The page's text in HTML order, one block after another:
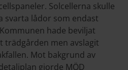
Solcellerna skulle
svarta lådor som endast
hade beviljat
trädgården men avslagit
Mot bakgrund av
gjorde MÖD